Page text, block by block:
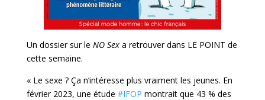
Un dossier sur le NO Sex a retrouver dans LE POINT de
cette semaine.
« Le sexe ? Ça n’intéresse plus vraiment les jeunes. En
février 2023, une étude #IFOP montrait que 43 % des